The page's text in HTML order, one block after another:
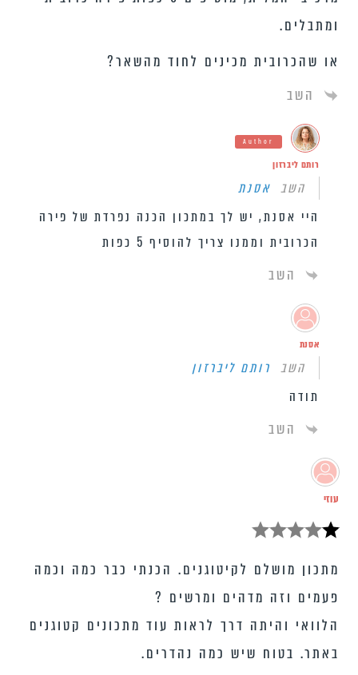
ומתבלים.
או שהכרובית מכינים לחוד מהשאר?
השב
Author
רותם ליברזון
השב אסנת
היי אסנת, יש לך במתכון הכנה נפרדת של פירה
הכרובית וממנו צריך להוסיף 5 כפות
השב
אסנת
השב רותם ליברזון
תודה
השב
עוזי
מתכון מושלם לקיטוגנים. הכנתי כבר כמה וכמה
פעמים וזה מדהים ומרשים ?
הלוואי והיתה דרך לראות עוד מתכונים קטוגנים
באתר. בטוח שיש כמה נהדרים.